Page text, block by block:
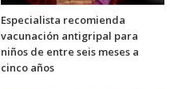
Especialista recomienda
vacunación antigripal para
niños de entre seis meses a
cinco años